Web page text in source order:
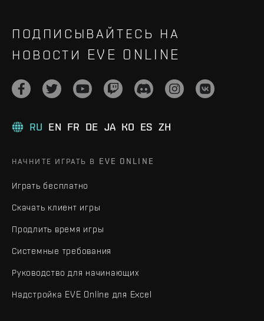
ПОДПИСЫВАЙТЕСЬ НА
НОВОСТИ EVE ONLINE
RU EN FR DE JA KO ES ZH
НАЧНИТЕ ИГРАТЬ В EVE ONLINE
Играть бесплатно
Скачать клиент игры
Продлить время игры
Системные требования
Руководство для начинающих
Надстройка EVE Online для Excel